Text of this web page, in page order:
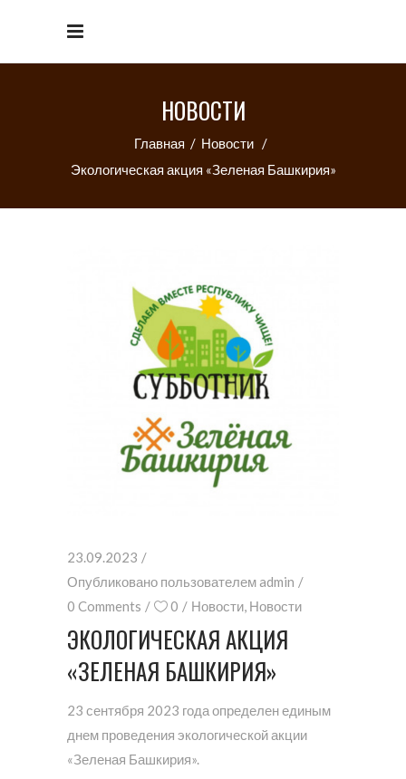
НОВОСТИ
Главная / Новости /
Экологическая акция «Зеленая Башкирия»
23.09.2023
Опубликовано пользователемadmin
0 Comments
0 Новости, Новости
ЭКОЛОГИЧЕСКАЯ АКЦИЯ
«ЗЕЛЕНАЯ БАШКИРИЯ»
23 сентября 2023 года определен единым
днем проведения экологической акции
«Зеленая Башкирия».